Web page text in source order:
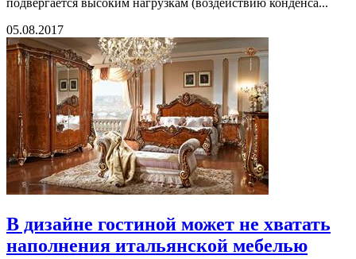
05.08.2017
В дизайне гостиной может не хватать
наполнения итальянской мебелью